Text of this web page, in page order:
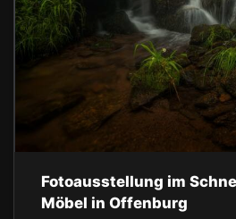
Fotoausstellung im
Möbel in Offenburg